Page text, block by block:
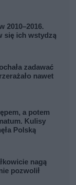
2010–2016.
się ich wstydzą
zadawać
nawet
a potem
Kulisy
Polską
nagą
pozwolił